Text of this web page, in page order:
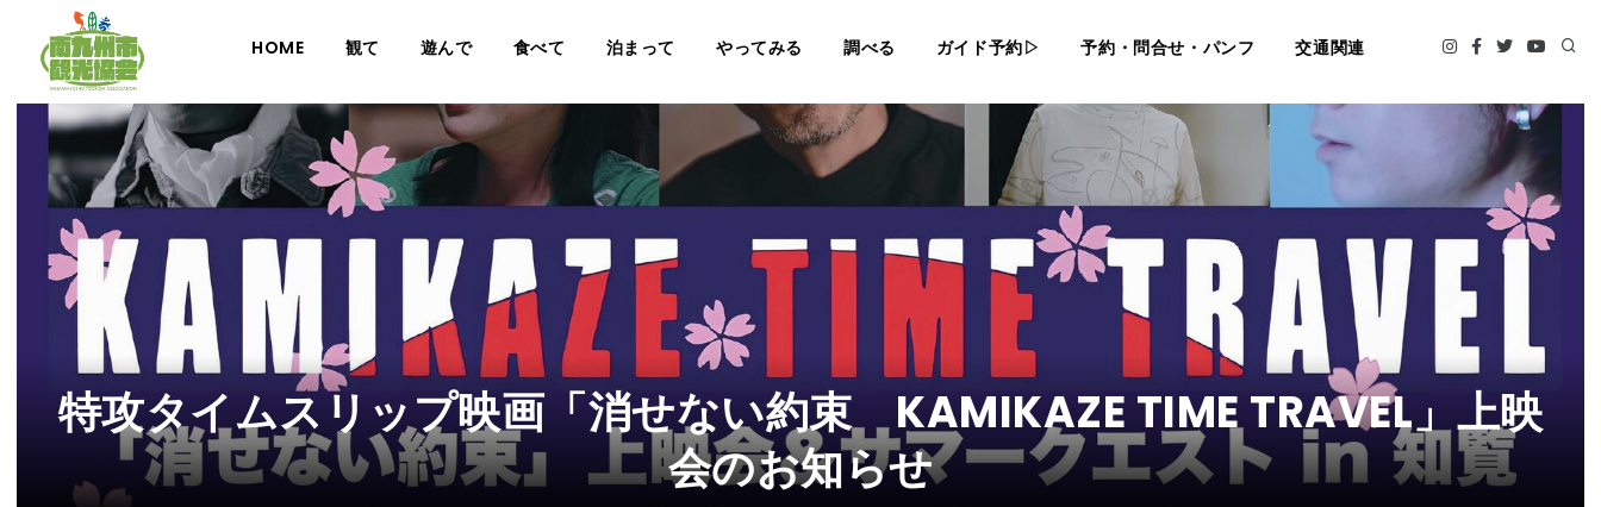
HOME 観て 遊んで 食べて 泊まって やってみる 調べる ガイド予約▷ 予約・問合せ・パンフ 交通関連
特攻タイムスリップ映画「消せない約束 KAMIKAZE TIME TRAVEL」上映
会のお知らせ